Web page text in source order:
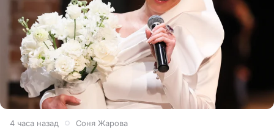
4 часа назад Соня Жарова